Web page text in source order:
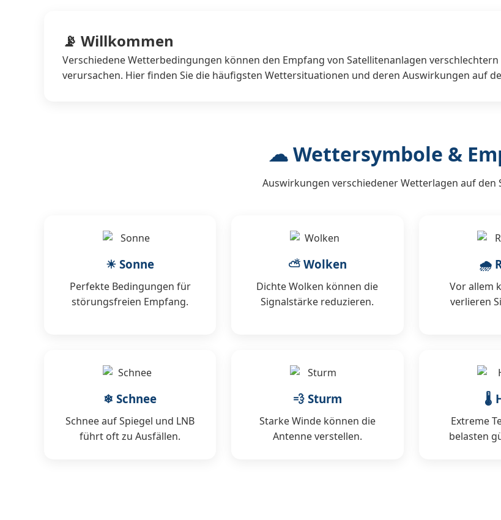
📡 Willkommen
Verschiedene Wetterbedingungen können den Empfang von Satellitenanlagen
verursachen. Hier finden Sie die häufigsten Wettersituationen und deren Auswirkungen auf
☁ Wettersymbole &
Auswirkungen verschiedener Wetterlagen auf den
☀ Sonne
Perfekte Bedingungen für
störungsfreien Empfang.
⛅ Wolken
Dichte Wolken können die
Signalstärke reduzieren.
🌧
Vor allem
verlieren
❄ Schnee
Schnee auf Spiegel und LNB
führt oft zu Ausfällen.
💨 Sturm
Starke Winde können die
Antenne verstellen.
🌡
Extreme
belasten